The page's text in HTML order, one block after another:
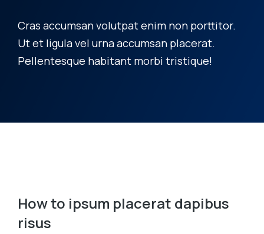
Cras accumsan volutpat enim non porttitor.
Ut et ligula vel urna accumsan placerat.
Pellentesque habitant morbi tristique!
How to ipsum placerat dapibus
risus